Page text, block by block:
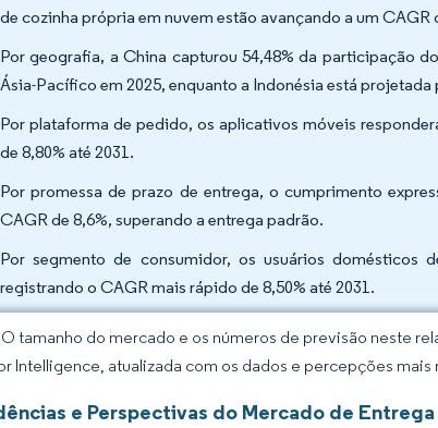
de cozinha própria em nuvem estão avançando a um CAGR
Por geografia, a China capturou 54,48% da participação
Ásia-Pacífico em 2025, enquanto a Indonésia está projetada
Por plataforma de pedido, os aplicativos móveis
de 8,80% até 2031.
Por promessa de prazo de entrega, o cumprimento
CAGR de 8,6%, superando a entrega padrão.
Por segmento de consumidor, os usuários domésticos
registrando o CAGR mais rápido de 8,50% até 2031.
tamanho do mercado e os números de previsão neste
Intelligence, atualizada com os dados e percepções
e Perspectivas do Mercado de